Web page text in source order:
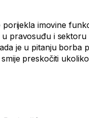
porijekla imovine
pravosuđu i sektoru
je u pitanju borba
smije preskočiti